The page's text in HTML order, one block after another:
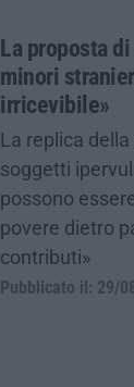
La proposta
minori
irricevibile»
La replica
soggetti
possono
povere dietro
contributi»
Pubblicato il: 29/